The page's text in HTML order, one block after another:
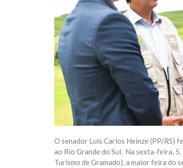
O senador Luis Carlos Heinze (PP/RS)
ao Rio Grande do Sul. Na sexta-feira,
Turismo de Gramado), a maior feira do